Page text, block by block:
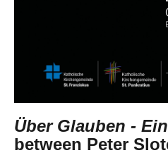
Über Glauben -
between Peter